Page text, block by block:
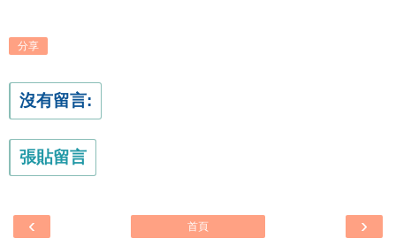
分享
沒有留言:
張貼留言
‹ ›
首頁